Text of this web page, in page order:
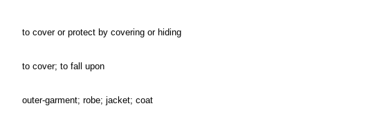
to cover or protect by covering or hiding
to cover; to fall upon
outer-garment; robe; jacket; coat